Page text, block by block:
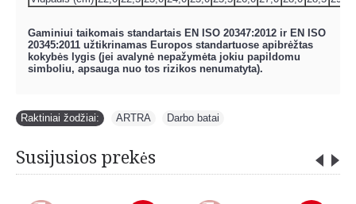
Gaminiui taikomais standartais EN ISO 20347:2012 ir EN ISO
20345:2011 užtikrinamas Europos standartuose apibrėžtas
kokybės lygis (jei avalynė nepažymėta jokiu papildomu
simboliu, apsauga nuo tos rizikos nenumatyta).
Raktiniai žodžiai: ARTRA Darbo batai
Susijusios prekės